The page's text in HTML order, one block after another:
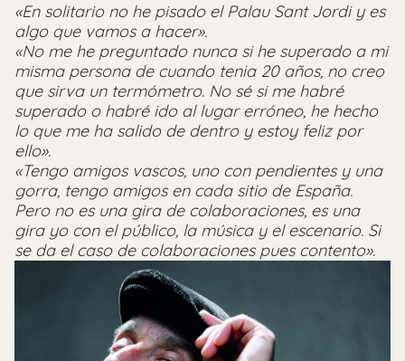
«En solitario no he pisado el Palau Sant Jordi y es
algo que vamos a hacer».
«No me he preguntado nunca si he superado a mi
misma persona de cuando tenia 20 años, no creo
que sirva un termómetro. No sé si me habré
superado o habré ido al lugar erróneo, he hecho
lo que me ha salido de dentro y estoy feliz por
ello».
«Tengo amigos vascos, uno con pendientes y una
gorra, tengo amigos en cada sitio de España.
Pero no es una gira de colaboraciones, es una
gira yo con el público, la música y el escenario. Si
se da el caso de colaboraciones pues contento».